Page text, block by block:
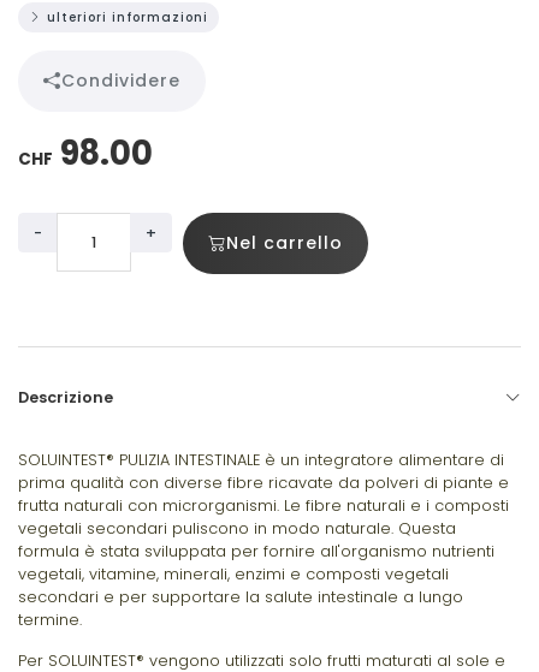
ulteriori informazioni
Condividere
CHF 98.00
- + Nel carrello
Descrizione
SOLUINTEST® PULIZIA INTESTINALE è un integratore alimentare di
prima qualità con diverse fibre ricavate da polveri di piante e
frutta naturali con microrganismi. Le fibre naturali e i composti
vegetali secondari puliscono in modo naturale. Questa
formula è stata sviluppata per fornire all'organismo nutrienti
vegetali, vitamine, minerali, enzimi e composti vegetali
secondari e per supportare la salute intestinale a lungo
termine.
Per SOLUINTEST® vengono utilizzati solo frutti maturati al sole e